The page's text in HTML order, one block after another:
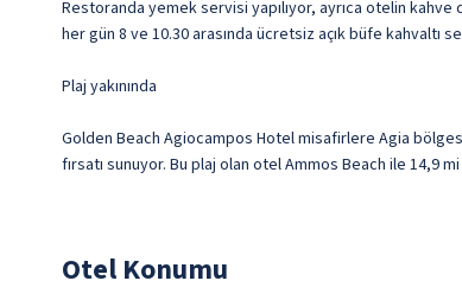
Restoranda yemek servisi yapılıyor, ayrıca otelin
her gün 8 ve 10.30 arasında ücretsiz açık büfe kahvaltı
Plaj yakınında
Golden Beach Agiocampos Hotel misafirlere Agia
fırsatı sunuyor. Bu plaj olan otel Ammos Beach ile 14,9
Otel Konumu